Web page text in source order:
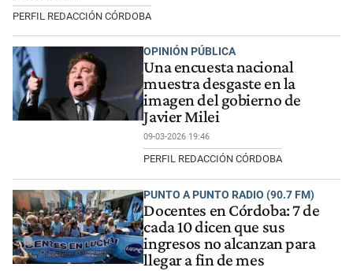
PERFIL REDACCIÓN CÓRDOBA
OPINIÓN PÚBLICA
Una encuesta nacional
muestra desgaste en la
imagen del gobierno de
Javier Milei
09-03-2026 19:46
PERFIL REDACCIÓN CÓRDOBA
PUNTO A PUNTO RADIO (90.7 FM)
Docentes en Córdoba: 7 de
cada 10 dicen que sus
ingresos no alcanzan para
llegar a fin de mes